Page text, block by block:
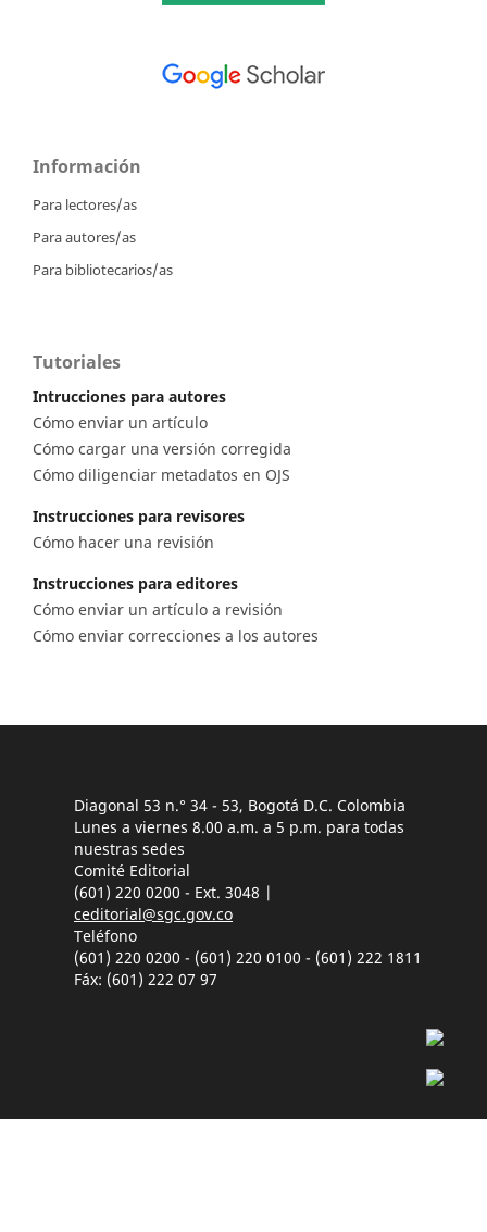
Información
Para lectores/as
Para autores/as
Para bibliotecarios/as
Tutoriales
Intrucciones para autores
Cómo enviar un artículo
Cómo cargar una versión corregida
Cómo diligenciar metadatos en OJS
Instrucciones para revisores
Cómo hacer una revisión
Instrucciones para editores
Cómo enviar un artículo a revisión
Cómo enviar correcciones a los autores
Diagonal 53 n.° 34 - 53, Bogotá D.C. Colombia
Lunes a viernes 8.00 a.m. a 5 p.m. para todas
nuestras sedes
Comité Editorial
(601) 220 0200 - Ext. 3048 |
ceditorial@sgc.gov.co
Teléfono
(601) 220 0200 - (601) 220 0100 - (601) 222 1811
Fáx: (601) 222 07 97